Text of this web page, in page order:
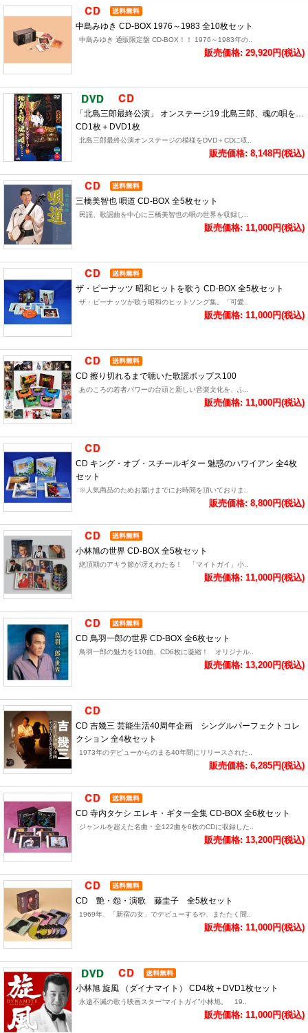
中島みゆき CD-BOX 1976～1983 全10枚セット
中島みゆき 通販限定盤 CD-BOX！！ 1976～1983年の..
販売価格: 29,920円(税込)
「北島三郎最終公演」 オンステージ19 北島三郎、魂の唄を…
CD1枚＋DVD1枚
北島三郎最終公演オンステージの模様をDVD＋CDに収..
販売価格: 8,148円(税込)
三橋美智也 唄道 CD-BOX 全5枚セット
民謡、歌謡曲を中心に三橋美智也の唄の世界を収録し..
販売価格: 11,000円(税込)
ザ・ピーナッツ 昭和ヒットを歌う CD-BOX 全5枚セット
ザ・ピーナッツが歌う昭和のヒットソング集。「可愛..
販売価格: 11,000円(税込)
CD 擦り切れるまで聴いた歌謡ポップス100
あのころの若者パワーの台頭と新しい音楽文化を、ふ..
販売価格: 11,000円(税込)
CD キング・オブ・スチールギター 魅惑のハワイアン 全4枚
セット
※人気商品のためお届けまでにお時間を頂いておりま..
販売価格: 8,800円(税込)
小林旭の世界 CD-BOX 全5枚セット
絶頂期のアキラ節が冴えわたる！ 「マイトガイ」小..
販売価格: 11,000円(税込)
CD 鳥羽一郎の世界 CD-BOX 全6枚セット
鳥羽一郎の魅力を110曲、CD6枚に凝縮！ オリジナル..
販売価格: 13,200円(税込)
CD 吉幾三 芸能生活40周年企画 シングルパーフェクトコレ
クション 全4枚セット
1973年のデビューからのまる40年間にリリースされた..
販売価格: 6,285円(税込)
CD 寺内タケシ エレキ・ギター全集 CD-BOX 全6枚セット
ジャンルを超えた名曲・全122曲を6枚のCDに収録した..
販売価格: 13,200円(税込)
CD 艶・怨・演歌 藤圭子 全5枚セット
1969年、「新宿の女」でデビューするや、またたく間..
販売価格: 11,000円(税込)
小林旭 旋風 （ダイナマイト） CD4枚＋DVD1枚セット
永遠不滅の歌う映画スター“マイトガイ”小林旭。 19..
販売価格: 11,000円(税込)